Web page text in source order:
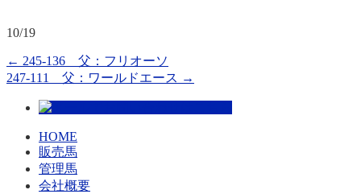
10/19
← 245-136 父：フリオーソ
247-111 父：ワールドエース →
HOME
販売馬
管理馬
会社概要